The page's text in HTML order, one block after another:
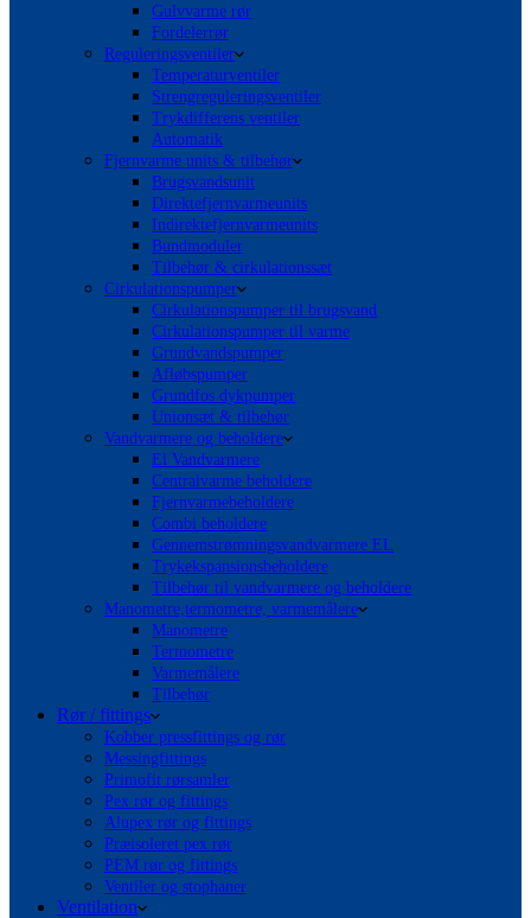
Gulvvarme rør
Fordelerrør
Reguleringsventiler
Temperaturventiler
Strengreguleringsventiler
Trykdifferens ventiler
Automatik
Fjernvarme units & tilbehør
Brugsvandsunit
Direktefjernvarmeunits
Indirektefjernvarmeunits
Bundmoduler
Tilbehør & cirkulationssæt
Cirkulationspumper
Cirkulationspumper til brugsvand
Cirkulationspumper til varme
Grundvandspumper
Afløbspumper
Grundfos dykpumper
Unionsæt & tilbehør
Vandvarmere og beholdere
El Vandvarmere
Centralvarme beholdere
Fjernvarmebeholdere
Combi beholdere
Gennemstrømningsvandvarmere EL
Trykekspansionsbeholdere
Tilbehør til vandvarmere og beholdere
Manometre,termometre, varmemålere
Manometre
Termometre
Varmemålere
Tilbehør
Rør / fittings
Kobber pressfittings og rør
Messingfittings
Primofit rørsamler
Pex rør og fittings
Alupex rør og fittings
Præisoleret pex rør
PEM rør og fittings
Ventiler og stophaner
Ventilation